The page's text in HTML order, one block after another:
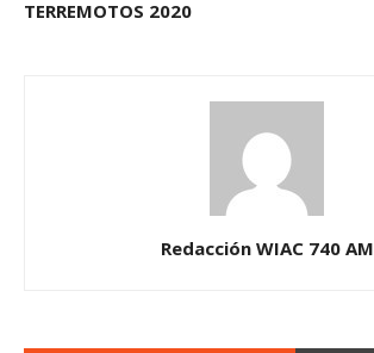
TERREMOTOS 2020
Redacción WIAC 740 AM